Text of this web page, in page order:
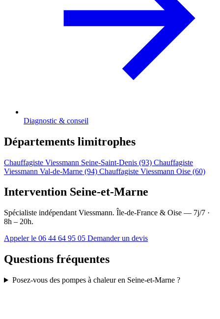
Diagnostic & conseil
Départements limitrophes
Chauffagiste Viessmann Seine-Saint-Denis (93) Chauffagiste
Viessmann Val-de-Marne (94) Chauffagiste Viessmann Oise (60)
Intervention Seine-et-Marne
Spécialiste indépendant Viessmann. Île-de-France & Oise — 7j/7 ·
8h – 20h.
Appeler le 06 44 64 95 05 Demander un devis
Questions fréquentes
Posez-vous des pompes à chaleur en Seine-et-Marne ?